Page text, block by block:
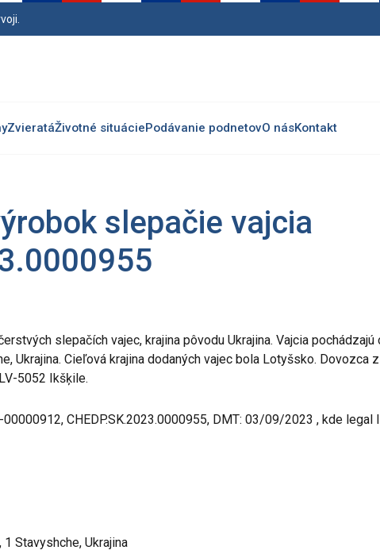
ZvieratáŽivotné situáciePodávanie podnetovO násKontakt
slepačie vajcia
slepačích vajec, krajina pôvodu Ukrajina. Vajcia pochádzajú
Ukrajina. Cieľová krajina dodaných vajec bola Lotyšsko. Dovozca
5052 Ikšķile.
CHEDP.SK.2023.0000955, DMT: 03/09/2023 , kde legal
Stavyshche, Ukrajina